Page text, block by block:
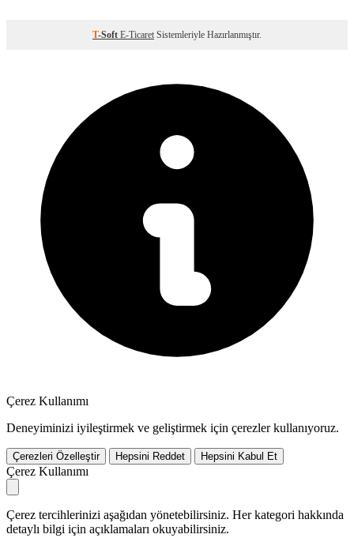
T-Soft E-Ticaret Sistemleriyle Hazırlanmıştır.
Çerez Kullanımı
Deneyiminizi iyileştirmek ve geliştirmek için çerezler kullanıyoruz.
Çerezleri Özelleştir Hepsini Reddet Hepsini Kabul Et
Çerez Kullanımı
Çerez tercihlerinizi aşağıdan yönetebilirsiniz. Her kategori hakkında
detaylı bilgi için açıklamaları okuyabilirsiniz.